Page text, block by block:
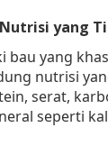
yang
bau yang
nutrisi
serat,
seperti